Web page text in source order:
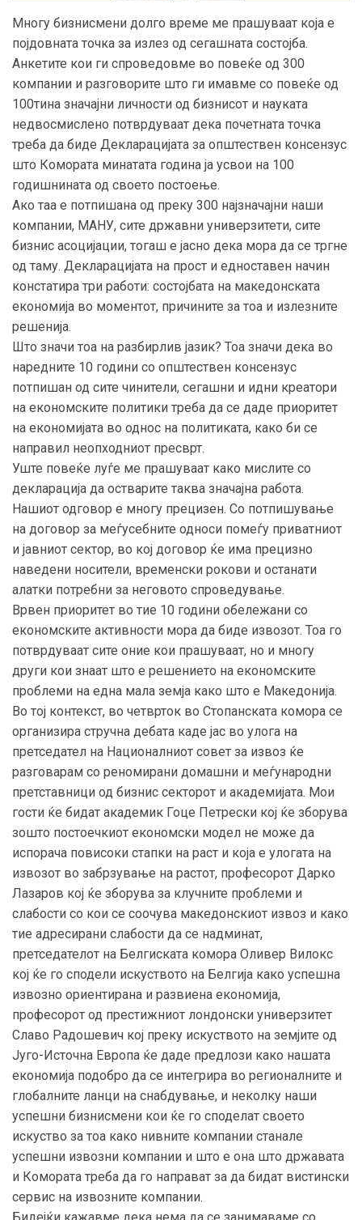
Многу бизнисмени долго време ме прашуваат која е
појдовната точка за излез од сегашната состојба.
Анкетите кои ги спроведовме во повеќе од 300
компании и разговорите што ги имавме со повеќе од
100тина значајни личности од бизнисот и науката
недвосмислено потврдуваат дека почетната точка
треба да биде Декларацијата за општествен консензус
што Комората минатата година ја усвои на 100
годишнината од своето постоење.
Ако таа е потпишана од преку 300 најзначајни наши
компании, МАНУ, сите државни универзитети, сите
бизнис асоцијации, тогаш е јасно дека мора да се тргне
од таму. Декларацијата на прост и едноставен начин
констатира три работи: состојбата на македонската
економија во моментот, причините за тоа и излезните
решенија.
Што значи тоа на разбирлив јазик? Тоа значи дека во
наредните 10 години со општествен консензус
потпишан од сите чинители, сегашни и идни креатори
на економските политики треба да се даде приоритет
на економијата во однос на политиката, како би се
направил неопходниот пресврт.
Уште повеќе луѓе ме прашуваат како мислите со
декларација да остварите таква значајна работа.
Нашиот одговор е многу прецизен. Со потпишување
на договор за меѓусебните односи помеѓу приватниот
и јавниот сектор, во кој договор ќе има прецизно
наведени носители, временски рокови и останати
алатки потребни за неговото спроведување.
Врвен приоритет во тие 10 години обележани со
економските активности мора да биде извозот. Тоа го
потврдуваат сите оние кои прашуваат, но и многу
други кои знаат што е решението на економските
проблеми на една мала земја како што е Македонија.
Во тој контекст, во четврток во Стопанската комора се
организира стручна дебата каде јас во улога на
претседател на Националниот совет за извоз ќе
разговарам со реномирани домашни и меѓународни
претставници од бизнис секторот и академијата. Мои
гости ќе бидат академик Гоце Петрески кој ќе зборува
зошто постоечкиот економски модел не може да
испорача повисоки стапки на раст и која е улогата на
извозот во забрзување на растот, професорот Дарко
Лазаров кој ќе зборува за клучните проблеми и
слабости со кои се соочува македонскиот извоз и како
тие адресирани слабости да се надминат,
претседателот на Белгиската комора Оливер Вилокс
кој ќе го сподели искуството на Белгија како успешна
извозно ориентирана и развиена економија,
професорот од престижниот лондонски универзитет
Славо Радошевич кој преку искуството на земјите од
Југо-Источна Европа ќе даде предлози како нашата
економија подобро да се интегрира во регионалните и
глобалните ланци на снабдување, и неколку наши
успешни бизнисмени кои ќе го споделат своето
искуство за тоа како нивните компании станале
успешни извозни компании и што е она што државата
и Комората треба да го направат за да бидат вистински
сервис на извозните компании.